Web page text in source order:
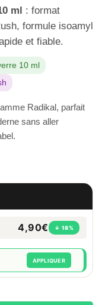
ml
: format
formule isoamyl
et fiable.
10 ml
Radikal, parfait
sans aller
4,90€ ↓ 18%
APPLIQUER
10 ml — Label